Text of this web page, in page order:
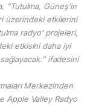
“Tutulma, Güneş’in
üzerindeki etkilerini
radyo’ projeleri,
etkisini daha iyi
ifadesini
Merkezinden
Apple Valley Radyo